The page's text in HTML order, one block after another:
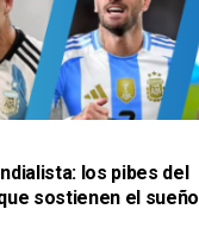
los pibes del
sostienen el sueño